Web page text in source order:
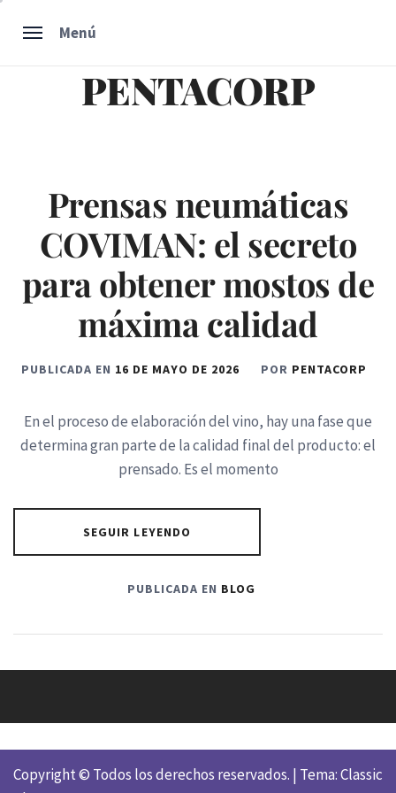
Menú
PENTACORP
Prensas neumáticas
COVIMAN: el secreto
para obtener mostos de
máxima calidad
PUBLICADA EN 16 DE MAYO DE 2026 POR PENTACORP
En el proceso de elaboración del vino, hay una fase que
determina gran parte de la calidad final del producto: el
prensado. Es el momento
SEGUIR LEYENDO
PUBLICADA EN BLOG
Copyright © Todos los derechos reservados. | Tema: Classic